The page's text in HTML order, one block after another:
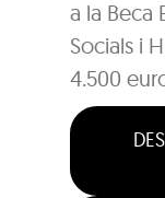
a la Beca
Socials i
4.500